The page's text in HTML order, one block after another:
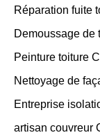
Réparation fuite
Demoussage de
Peinture toiture
Nettoyage de
Entreprise
artisan couvreur